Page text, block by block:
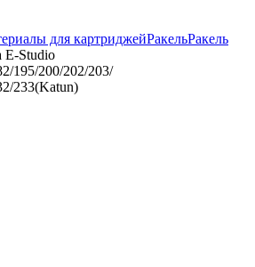
для картриджейРакельРакель
E-Studio
195/200/202/203/
233(Katun)